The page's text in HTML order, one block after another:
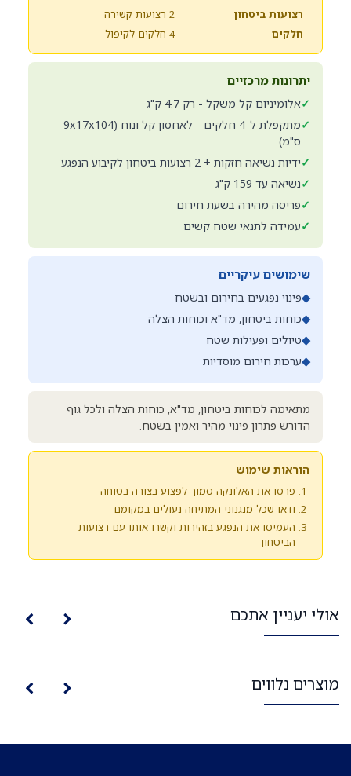
רצועות ביטחון
2 רצועות קשירה
חלקים
4 חלקים לקיפול
יתרונות מרכזיים
✓אלומיניום קל משקל - רק 4.7 ק"ג
✓
מתקפלת ל-4 חלקים - לאחסון קל ונוח (9x17x104
ס"מ)
✓ידיות נשיאה חזקות + 2 רצועות ביטחון לקיבוע הנפגע
✓נשיאה עד 159 ק"ג
✓פריסה מהירה בשעת חירום
✓עמידה לתנאי שטח קשים
שימושים עיקריים
◆פינוי נפגעים בחירום ובשטח
◆כוחות ביטחון, מד"א וכוחות הצלה
◆טיולים ופעילות שטח
◆ערכות חירום מוסדיות
מתאימה לכוחות ביטחון, מד"א, כוחות הצלה ולכל גוף
הדורש פתרון פינוי מהיר ואמין בשטח.
הוראות שימוש
פרסו את האלונקה סמוך לפצוע בצורה בטוחה
ודאו שכל מנגנוני המתיחה נעולים במקומם
העמיסו את הנפגע בזהירות וקשרו אותו עם רצועות
הביטחון
אולי יעניין אתכם
מוצרים נלווים